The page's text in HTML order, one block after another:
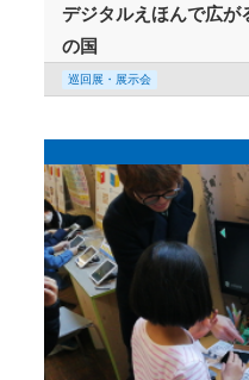
デジタルえほんで広
の国
巡回展・展示会